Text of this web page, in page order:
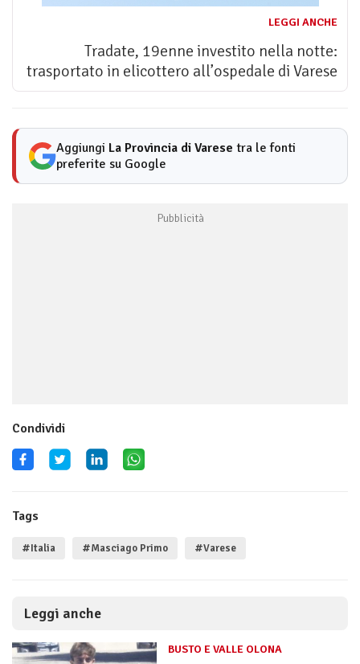
LEGGI ANCHE
Tradate, 19enne investito nella notte:
trasportato in elicottero all’ospedale di Varese
Aggiungi La Provincia di Varese tra le fonti
preferite su Google
Condividi
Tags
#Italia #Masciago Primo #Varese
Leggi anche
BUSTO E VALLE OLONA